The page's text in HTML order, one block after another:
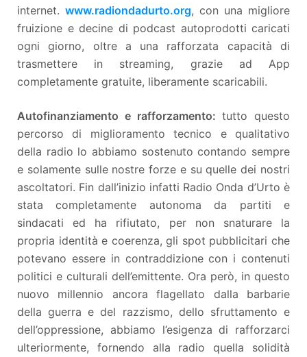
internet. www.radiondadurto.org, con una migliore
fruizione e decine di podcast autoprodotti caricati
ogni giorno, oltre a una rafforzata capacità di
trasmettere in streaming, grazie ad App
completamente gratuite, liberamente scaricabili.
Autofinanziamento e rafforzamento: tutto questo
percorso di miglioramento tecnico e qualitativo
della radio lo abbiamo sostenuto contando sempre
e solamente sulle nostre forze e su quelle dei nostri
ascoltatori. Fin dall’inizio infatti Radio Onda d’Urto è
stata completamente autonoma da partiti e
sindacati ed ha rifiutato, per non snaturare la
propria identità e coerenza, gli spot pubblicitari che
potevano essere in contraddizione con i contenuti
politici e culturali dell’emittente. Ora però, in questo
nuovo millennio ancora flagellato dalla barbarie
della guerra e del razzismo, dello sfruttamento e
dell’oppressione, abbiamo l’esigenza di rafforzarci
ulteriormente, fornendo alla radio quella solidità